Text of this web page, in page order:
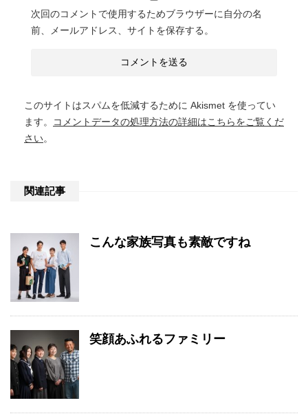
次回のコメントで使用するためブラウザーに自分の名
前、メールアドレス、サイトを保存する。
このサイトはスパムを低減するために Akismet を使ってい
ます。
コメントデータの処理方法の詳細はこちらをご覧くだ
さい。
関連記事
こんな家族写真も素敵ですね
笑顔あふれるファミリー